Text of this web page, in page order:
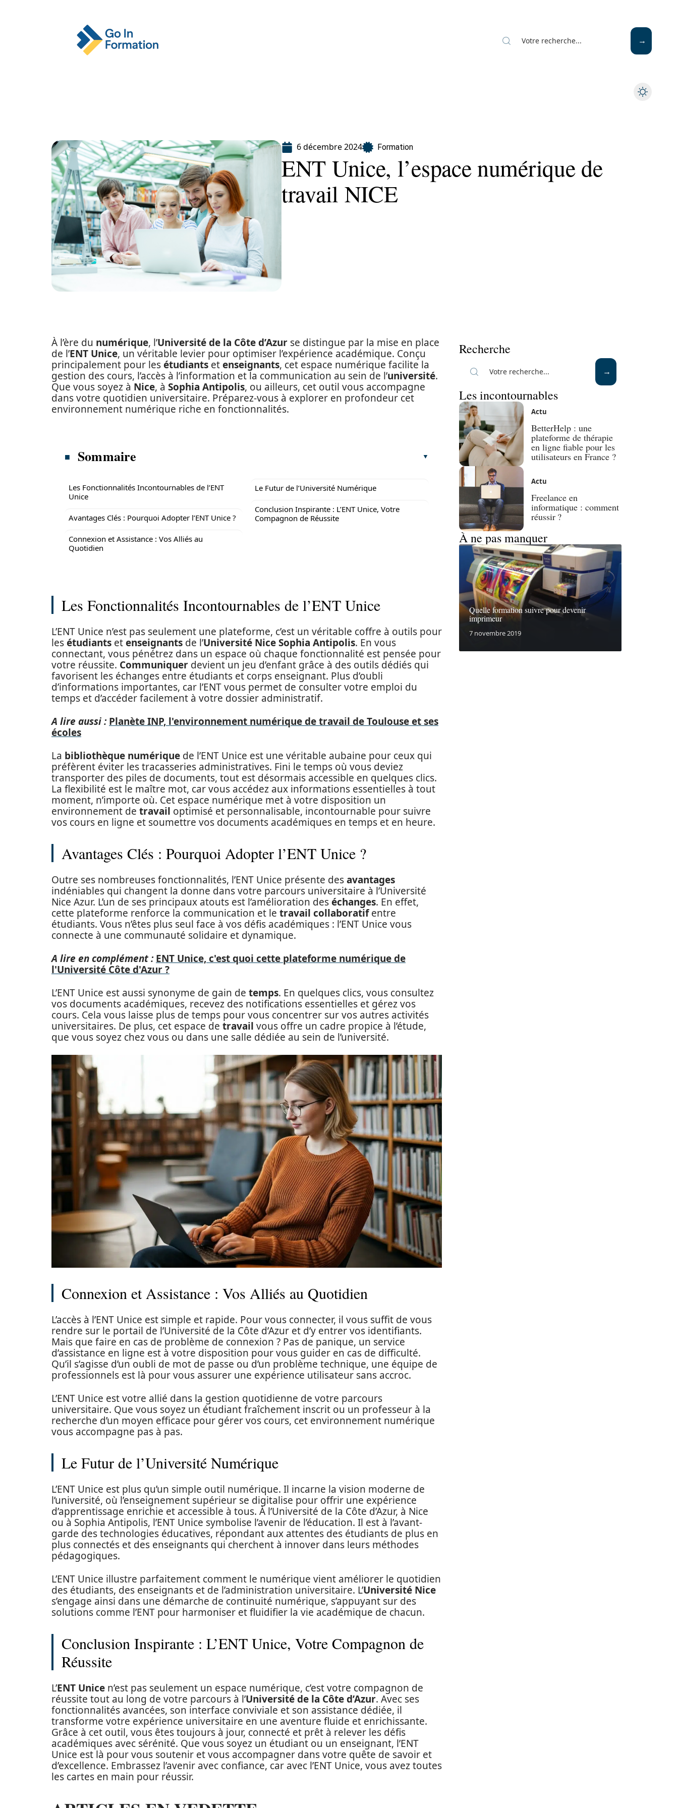
6 décembre 2024 Formation
ENT Unice, l’espace numérique de
travail NICE
À l’ère du numérique, l’Université de la Côte d’Azur se distingue par la mise en place
de l’ENT Unice, un véritable levier pour optimiser l’expérience académique. Conçu
principalement pour lesétudiants etenseignants, cet espace numérique facilite la
gestion des cours, l’accès à l’information et la communication au sein de l’université.
Que vous soyez à Nice, à Sophia Antipolis, ou ailleurs, cet outil vous accompagne
dans votre quotidien universitaire. Préparez-vous à explorer en profondeur cet
environnement numérique riche en fonctionnalités.
Sommaire
Les Fonctionnalités Incontournables de l’ENT
Unice
Avantages Clés : Pourquoi Adopter l’ENT Unice ?
Connexion et Assistance : Vos Alliés au
Quotidien
Le Futur de l’Université Numérique
Conclusion Inspirante : L’ENT Unice, Votre
Compagnon de Réussite
Les Fonctionnalités Incontournables de l’ENT Unice
L’ENT Unice n’est pas seulement une plateforme, c’est un véritable coffre à outils pour
lesétudiants etenseignants de l’Université Nice Sophia Antipolis. En vous
connectant, vous pénétrez dans un espace où chaque fonctionnalité est pensée pour
votre réussite. Communiquer devient un jeu d’enfant grâce à des outils dédiés qui
favorisent les échanges entre étudiants et corps enseignant. Plus d’oubli
d’informations importantes, car l’ENT vous permet de consulter votre emploi du
temps et d’accéder facilement à votre dossier administratif.
A lire aussi : Planète INP, l'environnement numérique de travail de Toulouse et ses
écoles
La bibliothèque numérique de l’ENT Unice est une véritable aubaine pour ceux qui
préfèrent éviter les tracasseries administratives. Fini le temps où vous deviez
transporter des piles de documents, tout est désormais accessible en quelques clics.
La flexibilité est le maître mot, car vous accédez aux informations essentielles à tout
moment, n’importe où. Cet espace numérique met à votre disposition un
environnement de travail optimisé et personnalisable, incontournable pour suivre
vos cours en ligne et soumettre vos documents académiques en temps et en heure.
Avantages Clés : Pourquoi Adopter l’ENT Unice ?
Outre ses nombreuses fonctionnalités, l’ENT Unice présente desavantages
indéniables qui changent la donne dans votre parcours universitaire à l’Université
Nice Azur. L’un de ses principaux atouts est l’amélioration deséchanges. En effet,
cette plateforme renforce la communication et le travail collaboratifentre
étudiants. Vous n’êtes plus seul face à vos défis académiques : l’ENT Unice vous
connecte à une communauté solidaire et dynamique.
A lire en complément : ENT Unice, c'est quoi cette plateforme numérique de
l'Université Côte d'Azur ?
L’ENT Unice est aussi synonyme de gain de temps. En quelques clics, vous consultez
vos documents académiques, recevez des notifications essentielles et gérez vos
cours. Cela vous laisse plus de temps pour vous concentrer sur vos autres activités
universitaires. De plus, cet espace de travail vous offre un cadre propice à l’étude,
que vous soyez chez vous ou dans une salle dédiée au sein de l’université.
Connexion et Assistance : Vos Alliés au Quotidien
L’accès à l’ENT Unice est simple et rapide. Pour vous connecter, il vous suffit de vous
rendre sur le portail de l’Université de la Côte d’Azur et d’y entrer vos identifiants.
Mais que faire en cas de problème de connexion ? Pas de panique, un service
d’assistance en ligne est à votre disposition pour vous guider en cas de difficulté.
Qu’il s’agisse d’un oubli de mot de passe ou d’un problème technique, une équipe de
professionnels est là pour vous assurer une expérience utilisateur sans accroc.
L’ENT Unice est votre allié dans la gestion quotidienne de votre parcours
universitaire. Que vous soyez un étudiant fraîchement inscrit ou un professeur à la
recherche d’un moyen efficace pour gérer vos cours, cet environnement numérique
vous accompagne pas à pas.
Le Futur de l’Université Numérique
L’ENT Unice est plus qu’un simple outil numérique. Il incarne la vision moderne de
l’université, où l’enseignement supérieur se digitalise pour offrir une expérience
d’apprentissage enrichie et accessible à tous. À l’Université de la Côte d’Azur, à Nice
ou à Sophia Antipolis, l’ENT Unice symbolise l’avenir de l’éducation. Il est à l’avant-
garde des technologies éducatives, répondant aux attentes des étudiants de plus en
plus connectés et des enseignants qui cherchent à innover dans leurs méthodes
pédagogiques.
L’ENT Unice illustre parfaitement comment le numérique vient améliorer le quotidien
des étudiants, des enseignants et de l’administration universitaire. L’Université Nice
s’engage ainsi dans une démarche de continuité numérique, s’appuyant sur des
solutions comme l’ENT pour harmoniser et fluidifier la vie académique de chacun.
Conclusion Inspirante : L’ENT Unice, Votre Compagnon de
Réussite
L’ENT Unice n’est pas seulement un espace numérique, c’est votre compagnon de
réussite tout au long de votre parcours à l’Université de la Côte d’Azur. Avec ses
fonctionnalités avancées, son interface conviviale et son assistance dédiée, il
transforme votre expérience universitaire en une aventure fluide et enrichissante.
Grâce à cet outil, vous êtes toujours à jour, connecté et prêt à relever les défis
académiques avec sérénité. Que vous soyez un étudiant ou un enseignant, l’ENT
Unice est là pour vous soutenir et vous accompagner dans votre quête de savoir et
d’excellence. Embrassez l’avenir avec confiance, car avec l’ENT Unice, vous avez toutes
les cartes en main pour réussir.
Recherche
Les incontournables
Actu
BetterHelp : une
plateforme de thérapie
en ligne fiable pour les
utilisateurs en France ?
Actu
Freelance en
informatique : comment
réussir ?
À ne pas manquer
Quelle formation suivre pour devenir
imprimeur
7 novembre 2019